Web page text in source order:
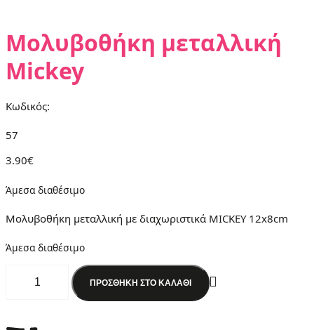
Μολυβοθήκη μεταλλική
Mickey
Κωδικός:
57
3.90€
Άμεσα διαθέσιμο
Μολυβοθήκη μεταλλική με διαχωριστικά MICKEY 12x8cm
Άμεσα διαθέσιμο
μεταλλική
ΠΡΟΣΘΉΚΗ ΣΤΟ ΚΑΛΆΘΙ